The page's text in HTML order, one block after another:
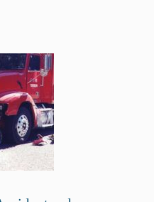
accidente
laboral
que
mereces.
mismo
para
una
consulta
gratuita.
No
enfrentes
esta
situación